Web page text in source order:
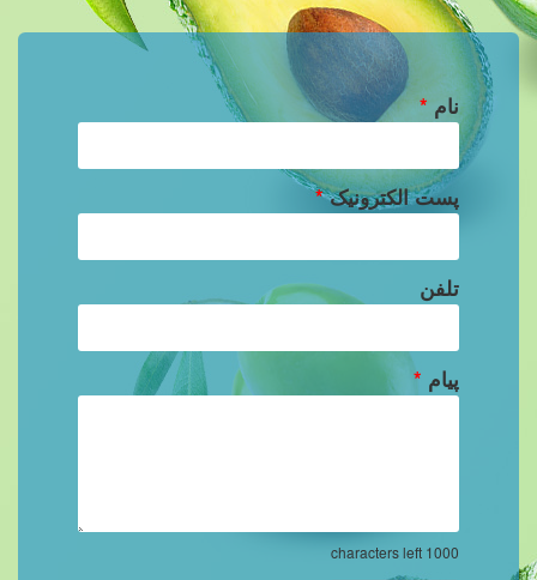
نام *
پست الکترونیک*
تلفن
پیام *
1000